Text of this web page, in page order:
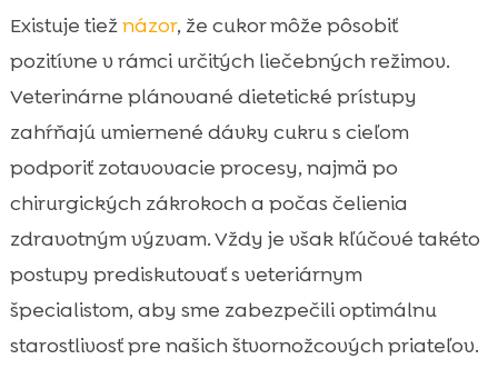
Existuje tiežnázor, že cukor môže pôsobiť
pozitívne v rámci určitých liečebných režimov.
Veterinárne plánované dietetické prístupy
zahŕňajú umiernené dávky cukru s cieľom
podporiť zotavovacie procesy, najmä po
chirurgických zákrokoch a počas čelienia
zdravotným výzvam. Vždy je však kľúčové takéto
postupy prediskutovať s veteriárnym
špecialistom, aby sme zabezpečili optimálnu
starostlivosť pre našich štvornožcových priateľov.